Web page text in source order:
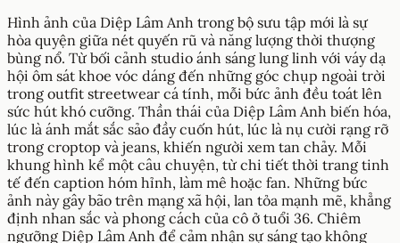
Hình ảnh của Diệp Lâm Anh trong bộ sưu tập mới là sự
hòa quyện giữa nét quyến rũ và năng lượng thời thượng
bùng nổ. Từ bối cảnh studio ánh sáng lung linh với váy dạ
hội ôm sát khoe vóc dáng đến những góc chụp ngoài trời
trong outfit streetwear cá tính, mỗi bức ảnh đều toát lên
sức hút khó cưỡng. Thần thái của Diệp Lâm Anh biến hóa,
lúc là ánh mắt sắc sảo đầy cuốn hút, lúc là nụ cười rạng rỡ
trong croptop và jeans, khiến người xem tan chảy. Mỗi
khung hình kể một câu chuyện, từ chi tiết thời trang tinh
tế đến caption hóm hỉnh, làm mê hoặc fan. Những bức
ảnh này gây bão trên mạng xã hội, lan tỏa mạnh mẽ, khẳng
định nhan sắc và phong cách của cô ở tuổi 36. Chiêm
ngưỡng Diệp Lâm Anh để cảm nhận sự sáng tạo không